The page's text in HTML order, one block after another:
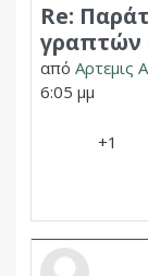
Σε απάντηση
Re:
από Αρτεμις
6:05 μμ
+1